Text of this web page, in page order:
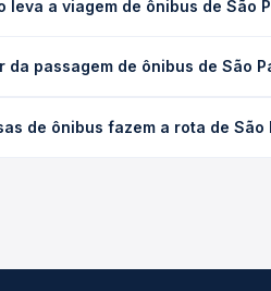
leva a viagem de ônibus de São
e as condições de tráfego. Na
da passagem de ônibus de São
antecedência da compra. Na
de ônibus fazem a rota de São